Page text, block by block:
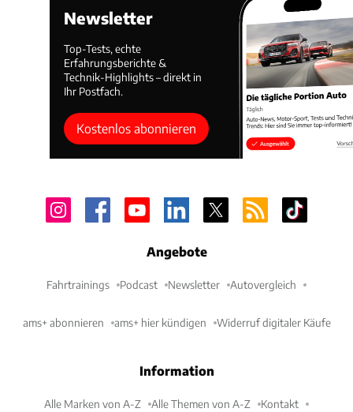
Newsletter
Top-Tests, echte
Erfahrungsberichte &
Technik-Highlights – direkt in
Ihr Postfach.
Kostenlos abonnieren
Angebote
Fahrtrainings Podcast Newsletter Autovergleich
ams+ abonnieren ams+ hier kündigen Widerruf digitaler Käufe
Information
Alle Marken von A-Z Alle Themen von A-Z Kontakt